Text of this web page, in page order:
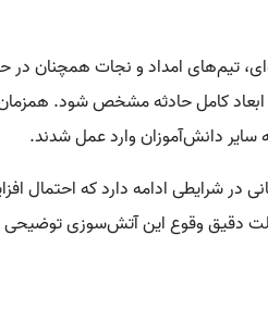
تیم‌های امداد و نجات همچنان
کامل حادثه مشخص شود.
سایر دانش‌آموزان وارد عمل شدند.
شرایطی ادامه دارد که احتمال
دقیق وقوع این آتش‌سوزی توضیحی